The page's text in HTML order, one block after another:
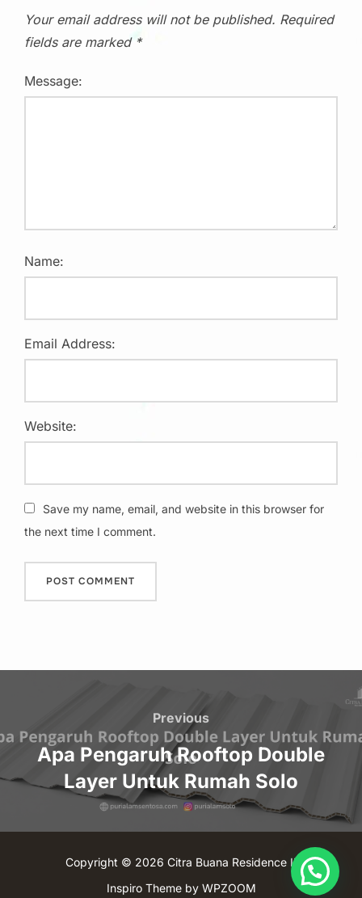
Your email address will not be published. Required
fields are marked *
Message:
Name:
Email Address:
Website:
Save my name, email, and website in this browser for
the next time I comment.
Previous
Previous
Apa Pengaruh Rooftop Double
Layer Untuk Rumah Solo
Copyright © 2026 Citra Buana Residence II
Inspiro Themeby WPZOOM